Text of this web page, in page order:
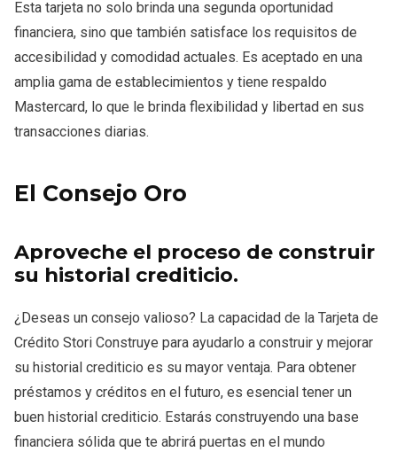
Esta tarjeta no solo brinda una segunda oportunidad
financiera, sino que también satisface los requisitos de
accesibilidad y comodidad actuales. Es aceptado en una
amplia gama de establecimientos y tiene respaldo
Mastercard, lo que le brinda flexibilidad y libertad en sus
transacciones diarias.​
El Consejo Oro
Aproveche el proceso de construir
su historial crediticio.
¿Deseas un consejo valioso? La capacidad de la Tarjeta de
Crédito Stori Construye para ayudarlo a construir y mejorar
su historial crediticio es su mayor ventaja. Para obtener
préstamos y créditos en el futuro, es esencial tener un
buen historial crediticio. Estarás construyendo una base
financiera sólida que te abrirá puertas en el mundo